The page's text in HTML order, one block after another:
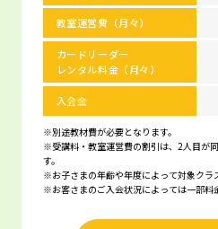
教室運営費（月々）
カードリーダー
レンタル料金（月々）
入会金
※別途教材費が必要となります。
※受講料・教室運営費の割引は、2人目が
す。
※お子さまの年齢や年度によって対象クラ
※お客さまのご入会状況によっては一部料